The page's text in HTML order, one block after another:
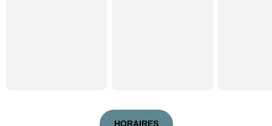
HORAIRES